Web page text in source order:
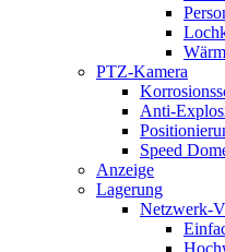
PTZ-Kamera
Anti-
Speed
Anzeige
Lagerung
Netzwerk-